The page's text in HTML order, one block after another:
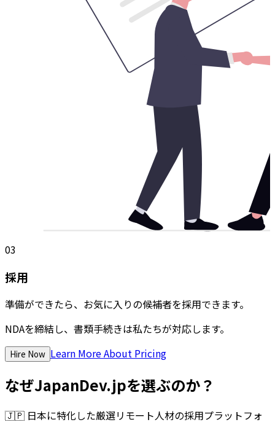
03
採用
準備ができたら、お気に入りの候補者を採用できます。
NDAを締結し、書類手続きは私たちが対応します。
Hire Now Learn More About Pricing
なぜJapanDev.jpを選ぶのか？
🇯🇵 日本に特化した厳選リモート人材の採用プラットフォ